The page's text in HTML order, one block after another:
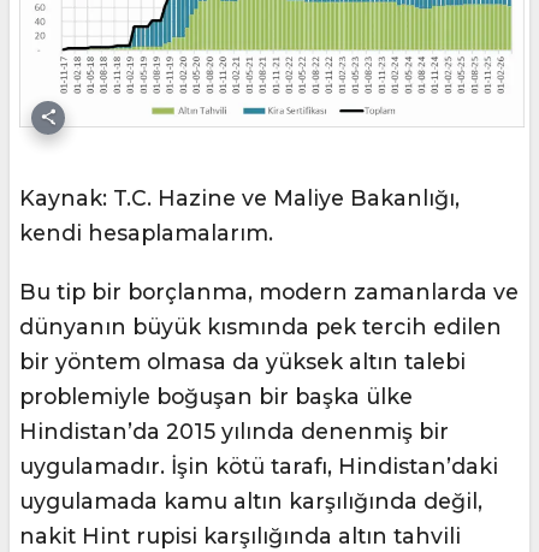
Kaynak: T.C. Hazine ve Maliye Bakanlığı,
kendi hesaplamalarım.
Bu tip bir borçlanma, modern zamanlarda ve
dünyanın büyük kısmında pek tercih edilen
bir yöntem olmasa da yüksek altın talebi
problemiyle boğuşan bir başka ülke
Hindistan’da 2015 yılında denenmiş bir
uygulamadır. İşin kötü tarafı, Hindistan’daki
uygulamada kamu altın karşılığında değil,
nakit Hint rupisi karşılığında altın tahvili